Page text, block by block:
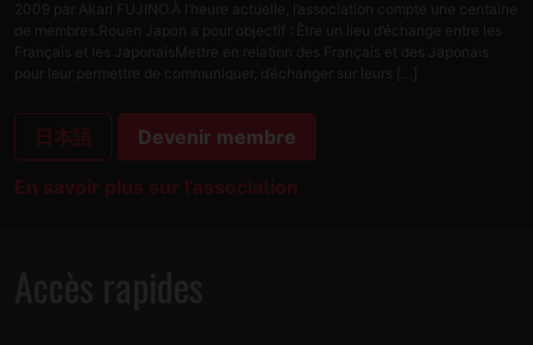
2009 par Akari FUJINO.À l’heure actuelle, l’association compte une centaine
de membres.Rouen Japon a pour objectif : Être un lieu d’échange entre les
Français et les JaponaisMettre en relation des Français et des Japonais
pour leur permettre de communiquer, d’échanger sur leurs […]
日本語 Devenir membre
En savoir plus sur l'association